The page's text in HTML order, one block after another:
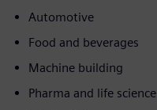
Automotive
Food and beverages
Machine building
Pharma and life science